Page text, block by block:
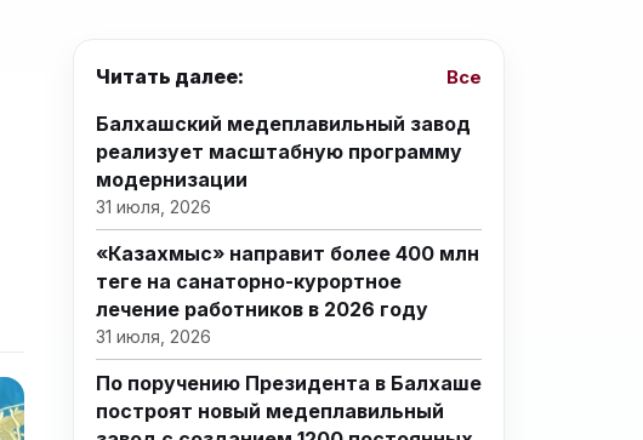
Читать далее: Все
Балхашский медеплавильный завод
реализует масштабную программу
модернизации
31 июля, 2026
«Казахмыс» направит более 400 млн
теңге на санаторно-курортное
лечение работников в 2026 году
31 июля, 2026
По поручению Президента в Балхаше
построят новый медеплавильный